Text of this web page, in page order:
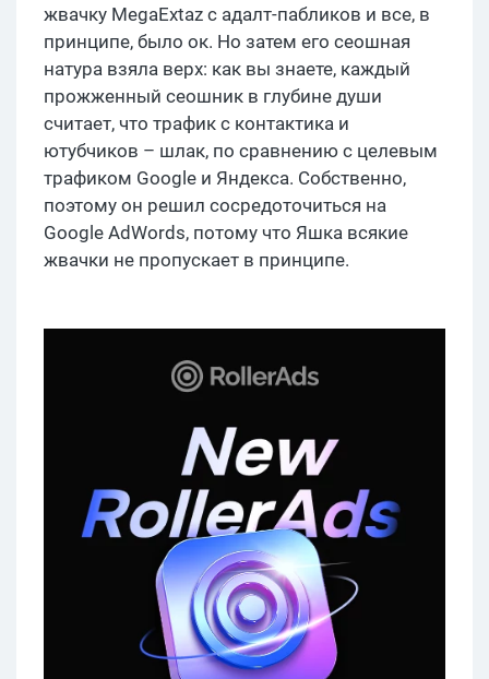
жвачку MegaExtaz с адалт-пабликов и все, в
принципе, было ок. Но затем его сеошная
натура взяла верх: как вы знаете, каждый
прожженный сеошник в глубине души
считает, что трафик с контактика и
ютубчиков – шлак, по сравнению с целевым
трафиком Google и Яндекса. Собственно,
поэтому он решил сосредоточиться на
Google AdWords, потому что Яшка всякие
жвачки не пропускает в принципе.